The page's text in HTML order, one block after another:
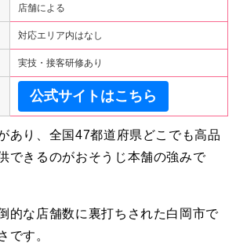
店舗による
対応エリア内はなし
実技・接客研修あり
公式サイトはこちら
あり、全国47都道府県どこでも高品
できるのがおそうじ本舗の強みで
的な店舗数に裏打ちされた白岡市で
です。